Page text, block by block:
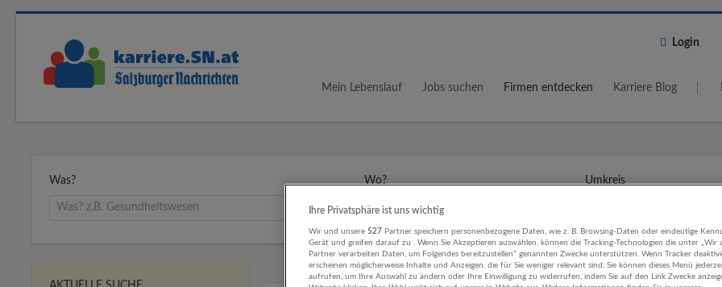
Login
Mein Lebenslauf Jobs suchen Firmen entdecken Karriere Blog
Was? Wo? Umkreis
Ihre Privatsphäre ist uns wichtig
Wir und unsere 527 Partner speichern personenbezogene Daten, wie z. B. Browsing-Daten oder eindeutige
Gerät und greifen darauf zu . Wenn Sie Akzeptieren auswählen, können die Tracking-Technologien die unter „Wir
Partner verarbeiten Daten, um Folgendes bereitzustellen“ genannten Zwecke unterstützen. Wenn Tracker
erscheinen möglicherweise Inhalte und Anzeigen, die für Sie weniger relevant sind. Sie können dieses Menü
aufrufen, um Ihre Auswahl zu ändern oder Ihre Einwilligung zu widerrufen, indem Sie auf den Link Zwecke